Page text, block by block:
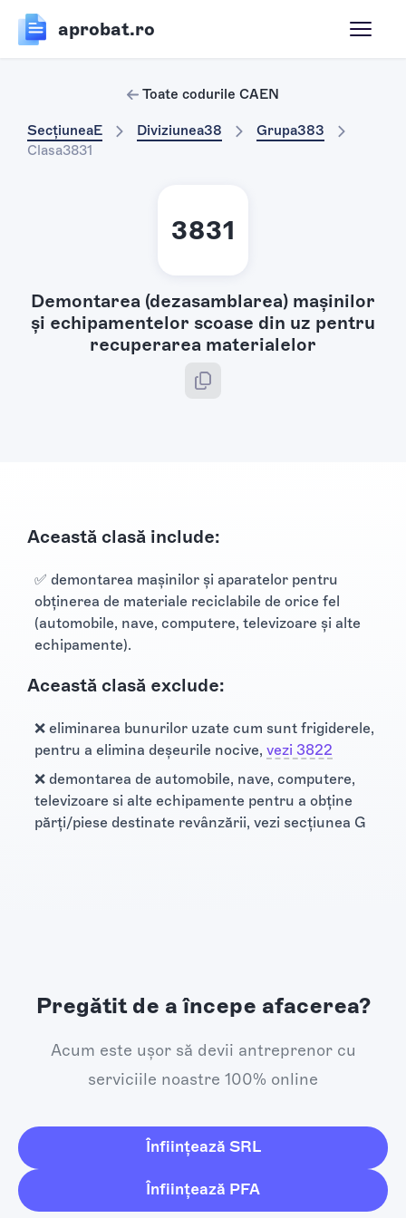
aprobat.ro
Toate codurile CAEN
SecțiuneaE Diviziunea38 Grupa383
Clasa3831
3831
Demontarea (dezasamblarea) maşinilor
şi echipamentelor scoase din uz pentru
recuperarea materialelor
Această clasă include:
✅ demontarea maşinilor şi aparatelor pentru
obţinerea de materiale reciclabile de orice fel
(automobile, nave, computere, televizoare şi alte
echipamente).
Această clasă exclude:
❌ eliminarea bunurilor uzate cum sunt frigiderele,
pentru a elimina deşeurile nocive, vezi 3822
❌ demontarea de automobile, nave, computere,
televizoare si alte echipamente pentru a obţine
părţi/piese destinate revânzării, vezi secţiunea G
Pregătit de a începe afacerea?
Acum este ușor să devii antreprenor cu
serviciile noastre 100% online
Înființează SRL
Înființează PFA